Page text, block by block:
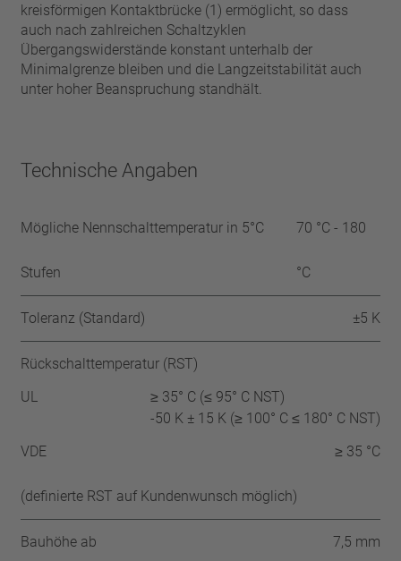
kreisförmigen Kontaktbrücke (1) ermöglicht, so dass
auch nach zahlreichen Schaltzyklen
Übergangswiderstände konstant unterhalb der
Minimalgrenze bleiben und die Langzeitstabilität auch
unter hoher Beanspruchung standhält.
Technische Angaben
Mögliche Nennschalttemperatur in 5°C
Stufen
70 °C - 180
°C
Toleranz (Standard) ±5 K
Rückschalttemperatur (RST)
UL
≥ 35° C (≤ 95° C NST)
-50 K ± 15 K (≥ 100° C ≤ 180° C NST)
VDE
≥ 35 °C
(definierte RST auf Kundenwunsch möglich)
Bauhöhe ab 7,5 mm